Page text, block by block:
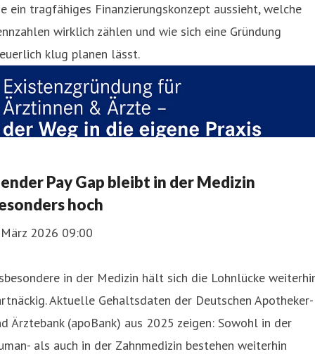
ein tragfähiges Finanzierungskonzept aussieht, welche
wirklich zählen und wie sich eine Gründung
klug planen lässt.
Pay Gap bleibt in der Medizin
hoch
2026 09:00
in der Medizin hält sich die Lohnlücke
Aktuelle Gehaltsdaten der Deutschen Apotheker-
Ärztebank (apoBank) aus 2025 zeigen: Sowohl in der
als auch in der Zahnmedizin bestehen weiterhin